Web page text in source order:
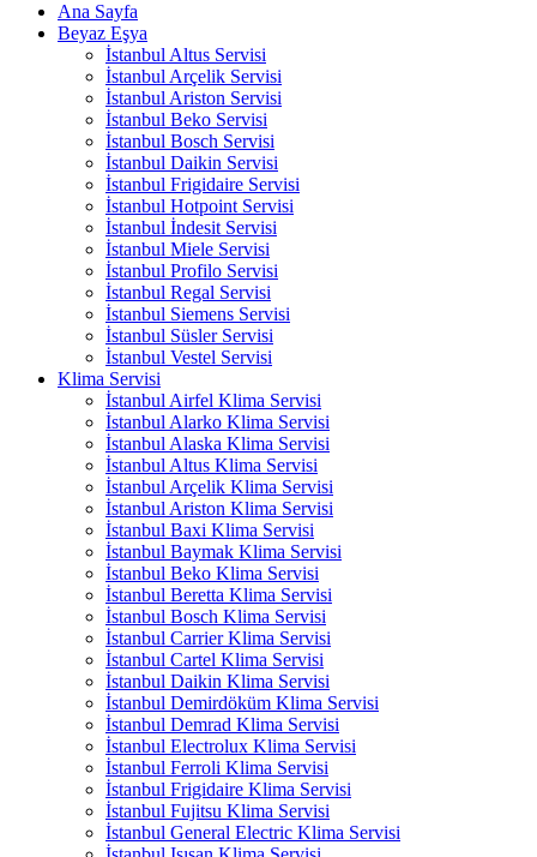
Ana Sayfa
Beyaz Eşya
İstanbul Altus Servisi
İstanbul Arçelik Servisi
İstanbul Ariston Servisi
İstanbul Beko Servisi
İstanbul Bosch Servisi
İstanbul Daikin Servisi
İstanbul Frigidaire Servisi
İstanbul Hotpoint Servisi
İstanbul İndesit Servisi
İstanbul Miele Servisi
İstanbul Profilo Servisi
İstanbul Regal Servisi
İstanbul Siemens Servisi
İstanbul Süsler Servisi
İstanbul Vestel Servisi
Klima Servisi
İstanbul Airfel Klima Servisi
İstanbul Alarko Klima Servisi
İstanbul Alaska Klima Servisi
İstanbul Altus Klima Servisi
İstanbul Arçelik Klima Servisi
İstanbul Ariston Klima Servisi
İstanbul Baxi Klima Servisi
İstanbul Baymak Klima Servisi
İstanbul Beko Klima Servisi
İstanbul Beretta Klima Servisi
İstanbul Bosch Klima Servisi
İstanbul Carrier Klima Servisi
İstanbul Cartel Klima Servisi
İstanbul Daikin Klima Servisi
İstanbul Demirdöküm Klima Servisi
İstanbul Demrad Klima Servisi
İstanbul Electrolux Klima Servisi
İstanbul Ferroli Klima Servisi
İstanbul Frigidaire Klima Servisi
İstanbul Fujitsu Klima Servisi
İstanbul General Electric Klima Servisi